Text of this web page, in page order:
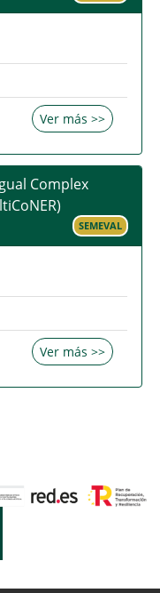
Ver más >>
Complex
SEMEVAL
Ver más >>